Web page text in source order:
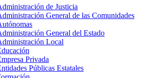
de Justicia
General de las Comunidades
General del Estado
Local
Privada
Públicas Estatales